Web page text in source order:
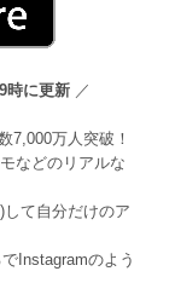
時に更新 ／
7,000万人突破！
などのリアルな
て自分だけのア
Instagramのよう